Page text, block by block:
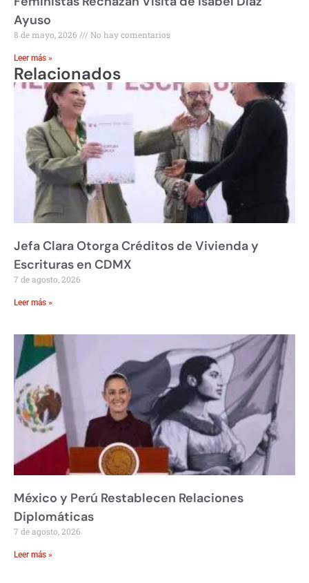
Ayuso
8 de mayo, 2026 No hay comentarios
Leer más »
Relacionados
Jefa Clara Otorga Créditos de Vivienda y
Escrituras en CDMX
7 de agosto, 2026
Leer más »
México y Perú Restablecen Relaciones
Diplomáticas
7 de agosto, 2026
Leer más »